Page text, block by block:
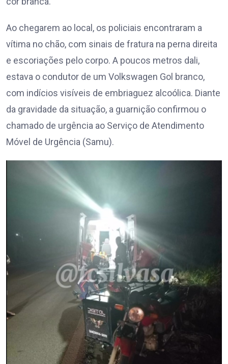
Ao chegarem ao local, os policiais encontraram a
vítima no chão, com sinais de fratura na perna direita
e escoriações pelo corpo. A poucos metros dali,
estava o condutor de um Volkswagen Gol branco,
com indícios visíveis de embriaguez alcoólica. Diante
da gravidade da situação, a guarnição confirmou o
chamado de urgência ao Serviço de Atendimento
Móvel de Urgência (Samu).